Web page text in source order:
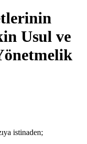
Usul ve
istinaden;